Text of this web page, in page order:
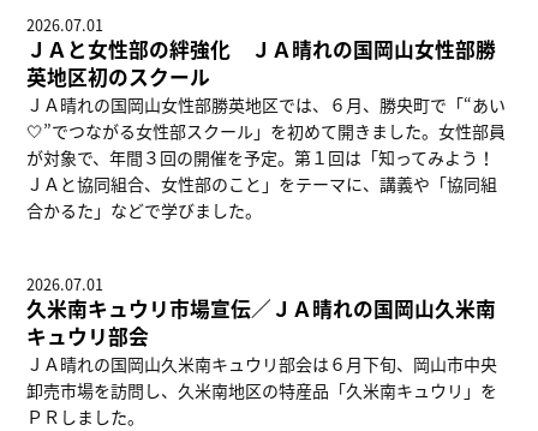
2026.07.01
ＪＡと女性部の絆強化 ＪＡ晴れの国岡山女性部勝
英地区初のスクール
ＪＡ晴れの国岡山女性部勝英地区では、６月、勝央町で「“あい
🤍”でつながる女性部スクール」を初めて開きました。女性部員
が対象で、年間３回の開催を予定。第１回は「知ってみよう！
ＪＡと協同組合、女性部のこと」をテーマに、講義や「協同組
合かるた」などで学びました。
2026.07.01
久米南キュウリ市場宣伝／ＪＡ晴れの国岡山久米南
キュウリ部会
ＪＡ晴れの国岡山久米南キュウリ部会は６月下旬、岡山市中央
卸売市場を訪問し、久米南地区の特産品「久米南キュウリ」を
ＰＲしました。